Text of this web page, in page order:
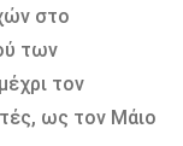
στο
των
τον
ως τον Μάιο